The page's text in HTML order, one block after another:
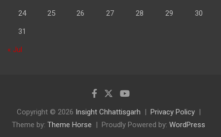
24 25 26 27 28 29 30
31
« Jul
Copyright © 2026 Insight Chhattisgarh
Privacy Policy
Theme by: Theme Horse Proudly Powered by: WordPress